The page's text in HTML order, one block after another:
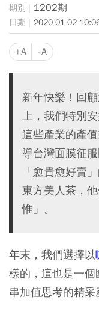
1202期
2020-01-02
+A -A
新年快樂！回
上，我們特別
這些產業的產
導台灣面膜征
「愈貴愈好賣
東方美人茶，
惟」。
年末，我們選擇以
樣的，這也是一
串加值思考的精采